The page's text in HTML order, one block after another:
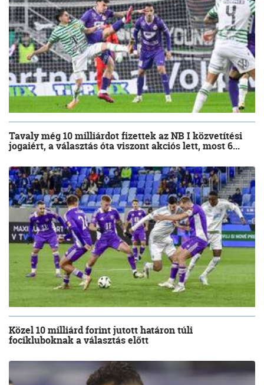
Tavaly még 10 milliárdot fizettek az NB I közvetítési
jogaiért, a választás óta viszont akciós lett, most 6...
Közel 10 milliárd forint jutott határon túli
focikluboknak a választás előtt